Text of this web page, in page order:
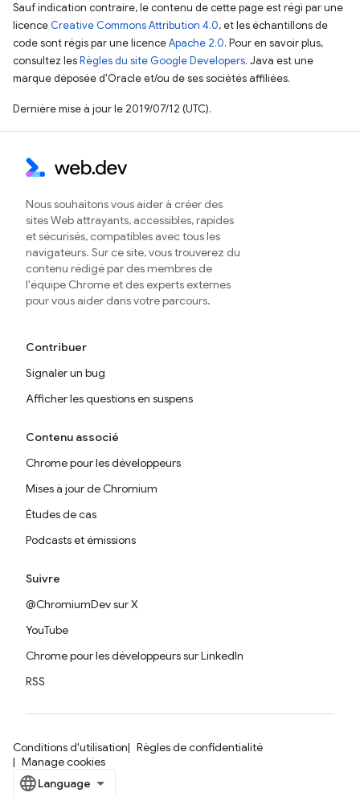
Sauf indication contraire, le contenu de cette page est régi par une
licence Creative Commons Attribution 4.0, et les échantillons de
code sont régis par une licenceApache 2.0. Pour en savoir plus,
consultez lesRègles du site Google Developers. Java est une
marque déposée d'Oracle et/ou de ses sociétés affiliées.
Dernière mise à jour le 2019/07/12 (UTC).
Nous souhaitons vous aider à créer des
sites Web attrayants, accessibles, rapides
et sécurisés, compatibles avec tous les
navigateurs. Sur ce site, vous trouverez du
contenu rédigé par des membres de
l'équipe Chrome et des experts externes
pour vous aider dans votre parcours.
Contribuer
Signaler un bug
Afficher les questions en suspens
Contenu associé
Chrome pour les développeurs
Mises à jour de Chromium
Études de cas
Podcasts et émissions
Suivre
@ChromiumDev sur X
YouTube
Chrome pour les développeurs sur LinkedIn
RSS
Conditions d'utilisation
Règles de confidentialité
Manage cookies